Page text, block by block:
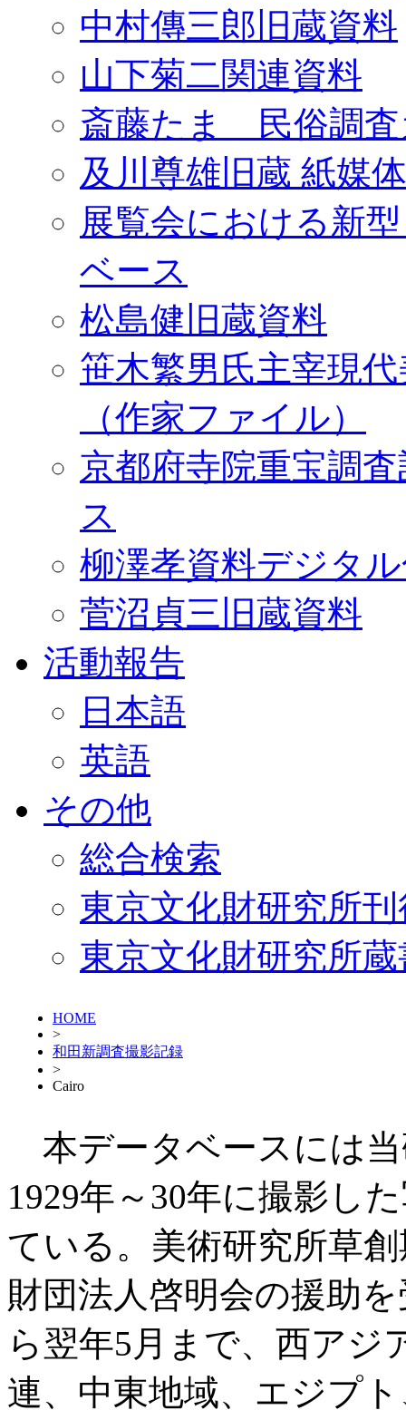
中村傳三郎旧蔵資料
山下菊二関連資料
斎藤たま 民俗調査
及川尊雄旧蔵 紙媒
展覧会における新
ベース
松島健旧蔵資料
笹木繁男氏主宰現
（作家ファイル）
京都府寺院重宝調
ス
柳澤孝資料デジタ
菅沼貞三旧蔵資料
活動報告
日本語
英語
その他
総合検索
東京文化財研究所
東京文化財研究所
HOME
>
和田新調査撮影記録
>
Cairo
本データベースには
1929年～30年に撮影し
ている。美術研究所草
財団法人啓明会の援助
ら翌年5月まで、西アジ
連、中東地域、エジプ